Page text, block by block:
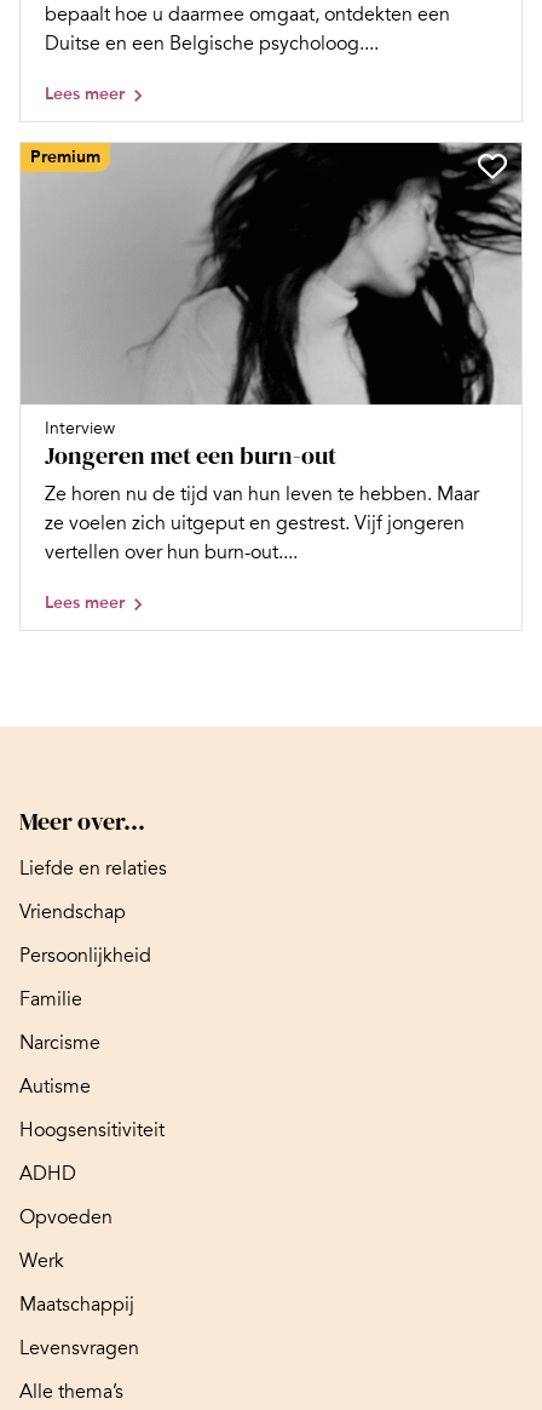
bepaalt hoe u daarmee omgaat, ontdekten een
Duitse en een Belgische psycholoog....
Lees meer
Premium
Interview
Jongeren met een burn-out
Ze horen nu de tijd van hun leven te hebben. Maar
ze voelen zich uitgeput en gestrest. Vijf jongeren
vertellen over hun burn-out....
Lees meer
Meer over...
Liefde en relaties
Vriendschap
Persoonlijkheid
Familie
Narcisme
Autisme
Hoogsensitiviteit
ADHD
Opvoeden
Werk
Maatschappij
Levensvragen
Alle thema’s